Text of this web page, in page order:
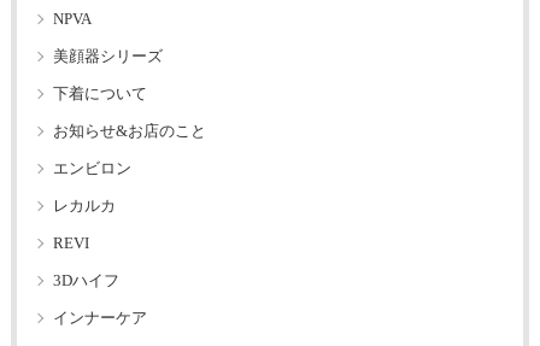
NPVA
美顔器シリーズ
下着について
お知らせ&お店のこと
エンビロン
レカルカ
REVI
3Dハイフ
インナーケア